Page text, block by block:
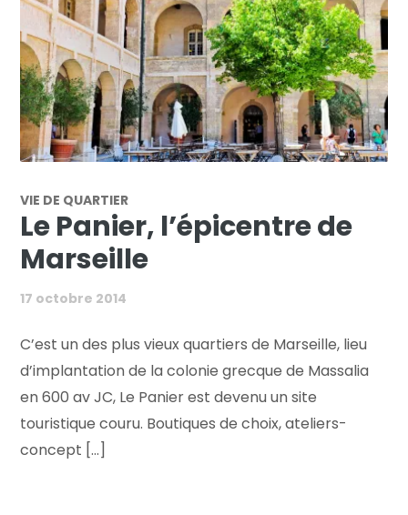
VIE DE QUARTIER
Le Panier, l’épicentre de
Marseille
17 octobre 2014
C’est un des plus vieux quartiers de Marseille, lieu
d’implantation de la colonie grecque de Massalia
en 600 av JC, Le Panier est devenu un site
touristique couru. Boutiques de choix, ateliers-
concept [...]